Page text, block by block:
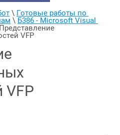
\ Готовые работы по
\ Б386 - Microsoft Visual
VFP
VFP